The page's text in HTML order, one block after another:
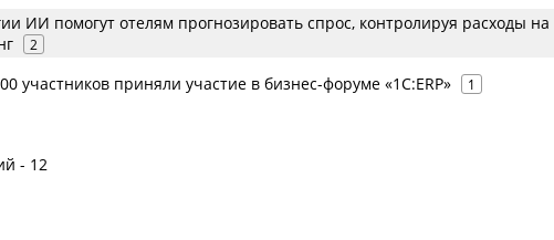
ИИ помогут отелям прогнозировать спрос, контролируя расходы на
2
участников приняли участие в бизнес-форуме «1С:ERP» 1
- 12